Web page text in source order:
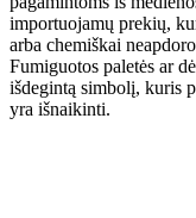
importuojamų prekių,
arba chemiškai
Fumiguotos paletės ar
išdegintą simbolį, kuris
yra išnaikinti.